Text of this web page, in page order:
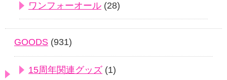
ワンフォーオール (28)
GOODS (931)
15周年関連グッズ (1)